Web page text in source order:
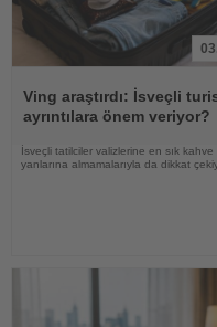
Oku
Ving araştırdı: İsveçli
ayrıntılara önem veriyor?
İsveçli tatilciler valizlerine en sık
yanlarına almamalarıyla da dikkat